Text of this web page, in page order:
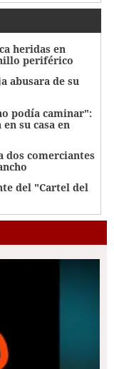
heridas en
periférico
abusara de su
podía caminar":
su casa en
dos comerciantes
del "Cartel del